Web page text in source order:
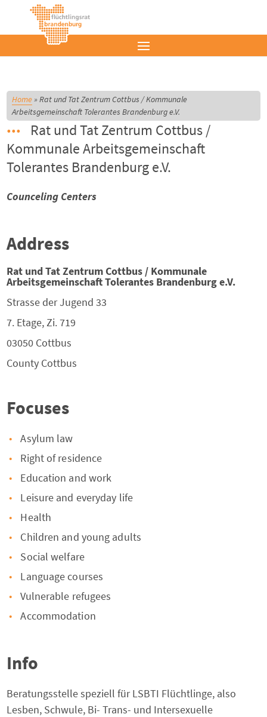
Home»Rat und Tat Zentrum Cottbus / Kommunale
Arbeitsgemeinschaft Tolerantes Brandenburg e.V.
Rat und Tat Zentrum Cottbus /
Kommunale Arbeitsgemeinschaft
Tolerantes Brandenburg e.V.
Counceling Centers
Address
Rat und Tat Zentrum Cottbus / Kommunale
Arbeitsgemeinschaft Tolerantes Brandenburg e.V.
Strasse der Jugend 33
7. Etage, Zi. 719
03050 Cottbus
County Cottbus
Focuses
Asylum law
Right of residence
Education and work
Leisure and everyday life
Health
Children and young adults
Social welfare
Language courses
Vulnerable refugees
Accommodation
Info
Beratungsstelle speziell für LSBTI Flüchtlinge, also
Lesben, Schwule, Bi- Trans- und Intersexuelle